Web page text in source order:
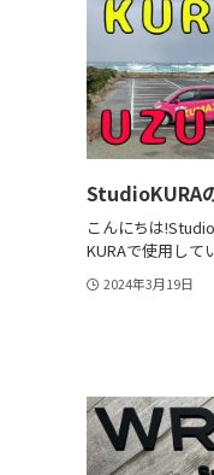
StudioKURA
こんにちは
KURAで使用して
2024年3月19日